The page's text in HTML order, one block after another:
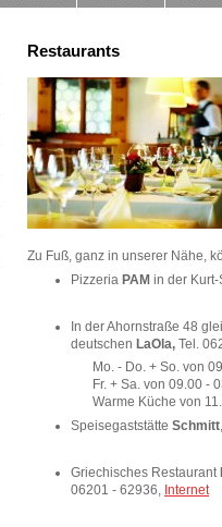
Restaurants
Zu Fuß, ganz in unserer Nähe,
Pizzeria PAM in der
In der Ahornstraße 48
deutschen LaOla, Tel.
Mo. - Do. + So. von
Fr. + Sa. von 09.00 -
Warme Küche von
Speisegaststätte Schmitt
Griechisches Restaurant
06201 - 62936 , Internet